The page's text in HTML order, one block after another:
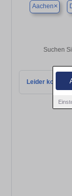
Aachen×
Suchen
Leider konnten